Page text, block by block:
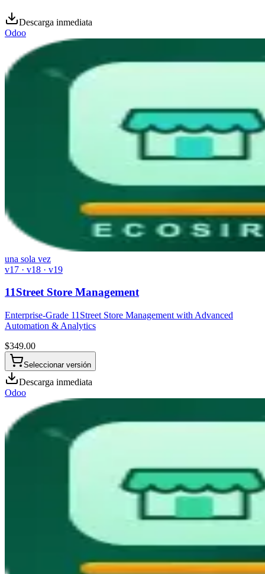
Descarga inmediata
Odoo
una sola vez
v17 · v18 · v19
11Street Store Management
Enterprise-Grade 11Street Store Management with Advanced
Automation & Analytics
$349.00
Seleccionar versión
Descarga inmediata
Odoo